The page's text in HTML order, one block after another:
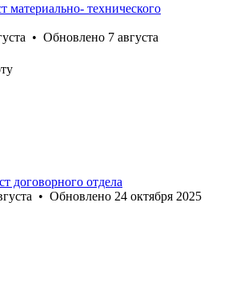
материально- технического
• Обновлено 7 августа
договорного отдела
• Обновлено 24 октября 2025